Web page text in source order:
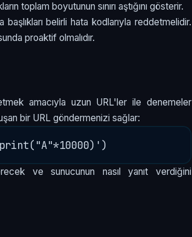
toplam boyutunun sınırı aştığını gösterir.
belirli hata kodlarıyla reddetmelidir.
proaktif olmalıdır.
amacıyla uzun URL'ler ile denemeler
bir URL göndermenizi sağlar:
ve sunucunun nasıl yanıt verdiğini